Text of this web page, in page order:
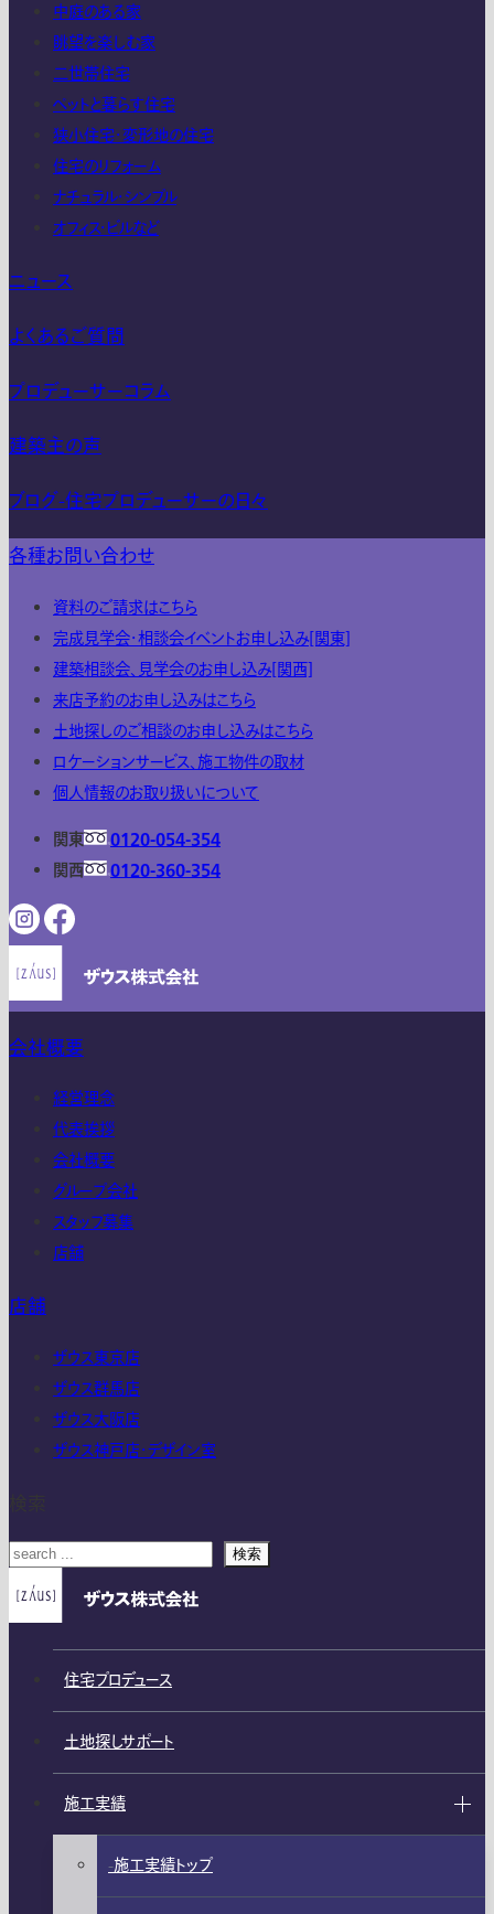
中庭のある家
眺望を楽しむ家
二世帯住宅
ペットと暮らす住宅
狭小住宅・変形地の住宅
住宅のリフォーム
ナチュラル・シンプル
オフィス・ビルなど
ニュース
よくあるご質問
プロデューサーコラム
建築主の声
ブログ-住宅プロデューサーの日々
各種お問い合わせ
資料のご請求はこちら
完成見学会・相談会イベントお申し込み[関東]
建築相談会、見学会のお申し込み[関西]
来店予約のお申し込みはこちら
土地探しのご相談のお申し込みはこちら
ロケーションサービス、施工物件の取材
個人情報のお取り扱いについて
関東
0120-054-354
関西
0120-360-354
会社概要
経営理念
代表挨拶
会社概要
グループ会社
スタッフ募集
店舗
店舗
ザウス東京店
ザウス群馬店
ザウス大阪店
ザウス神戸店・デザイン室
検索
住宅プロデュース
土地探しサポート
施工実績
施工実績トップ